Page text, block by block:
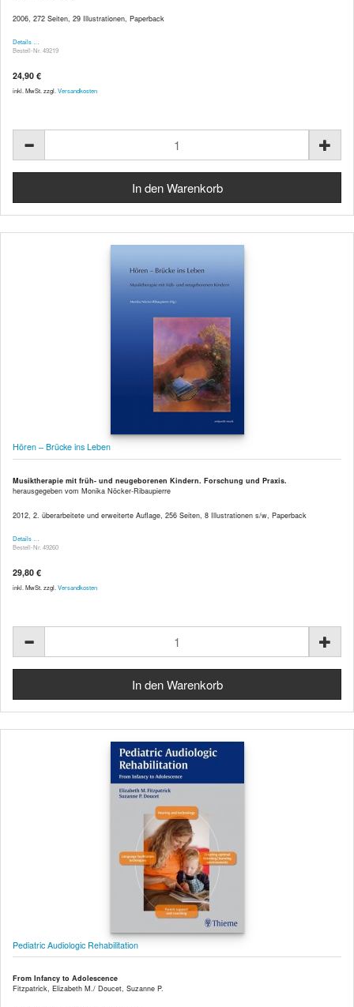
2006, 272 Seiten, 29 Illustrationen, Paperback
Details …
Bestell-Nr. 49219
24,90 €
inkl. MwSt. zzgl. Versandkosten
Hören – Brücke ins Leben
Musiktherapie mit früh- und neugeborenen Kindern. Forschung und Praxis.
herausgegeben vom Monika Nöcker-Ribaupierre
2012, 2. überarbeitete und erweiterte Auflage, 256 Seiten, 8 Illustrationen s/w, Paperback
Details …
Bestell-Nr. 49260
29,80 €
inkl. MwSt. zzgl. Versandkosten
Pediatric Audiologic Rehabilitation
From Infancy to Adolescence
Fitzpatrick, Elizabeth M./ Doucet, Suzanne P.